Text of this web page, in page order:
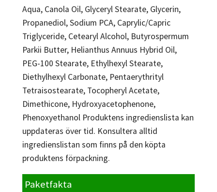
Aqua, Canola Oil, Glyceryl Stearate, Glycerin,
Propanediol, Sodium PCA, Caprylic/Capric
Triglyceride, Cetearyl Alcohol, Butyrospermum
Parkii Butter, Helianthus Annuus Hybrid Oil,
PEG-100 Stearate, Ethylhexyl Stearate,
Diethylhexyl Carbonate, Pentaerythrityl
Tetraisostearate, Tocopheryl Acetate,
Dimethicone, Hydroxyacetophenone,
Phenoxyethanol Produktens ingredienslista kan
uppdateras över tid. Konsultera alltid
ingredienslistan som finns på den köpta
produktens förpackning.
Paketfakta